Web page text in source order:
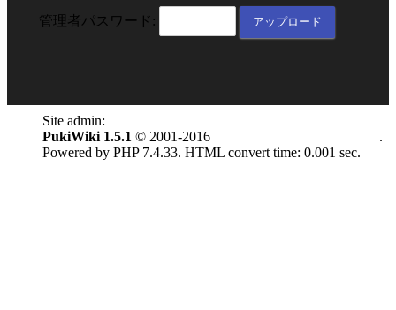
管理者パスワード:
Site admin:
PukiWiki 1.5.1 © 2001-2016
.
Powered by PHP 7.4.33. HTML convert time: 0.001 sec.